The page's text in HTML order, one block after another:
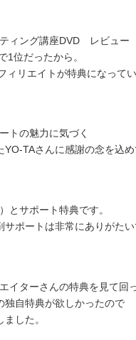
ティング講座DVD レビュ
1位だったから。
ィリエイトが特典になってい
トの魅力に気づく
TAさんに感謝の念を込め
とサポート特典です。
サポートは非常にありがたい
イターさんの特典を見て回
独自特典が欲しかったので
した。